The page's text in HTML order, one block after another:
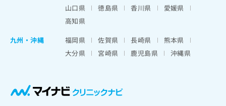
山口県
徳島県 香川県
愛媛県
高知県
九州・沖縄
福岡県 佐賀県 長崎県
熊本県
大分県
宮崎県 鹿児島県 沖縄県